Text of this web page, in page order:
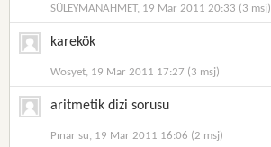
SÜLEYMANAHMET, 19 Mar 2011 20:33 (3 msj)
karekök
Wosyet, 19 Mar 2011 17:27 (3 msj)
aritmetik dizi sorusu
Pınar su, 19 Mar 2011 16:06 (2 msj)